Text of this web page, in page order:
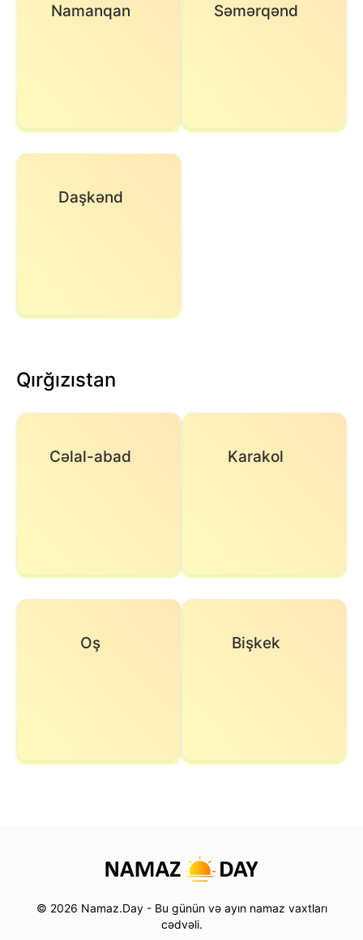
Namanqan Səmərqənd
Daşkənd
Qırğızıstan
Cəlal-abad Karakol
Oş Bişkek
© 2026 Namaz.Day - Bu günün və ayın namaz vaxtları
cədvəli.